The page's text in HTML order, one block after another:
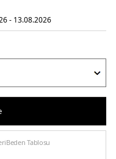
- 13.08.2026
Beden Tablosu